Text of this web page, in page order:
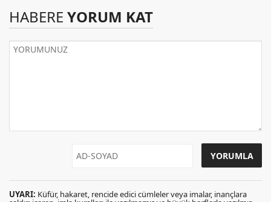
HABERE YORUM KAT
UYARI: Küfür, hakaret, rencide edici cümleler veya imalar, inançlara